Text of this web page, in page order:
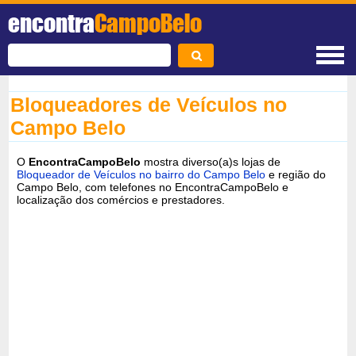
encontraCampoBelo
Bloqueadores de Veículos no
Campo Belo
O EncontraCampoBelo mostra diverso(a)s lojas de
Bloqueador de Veículos no bairro do Campo Belo e região do
Campo Belo, com telefones no EncontraCampoBelo e
localização dos comércios e prestadores.